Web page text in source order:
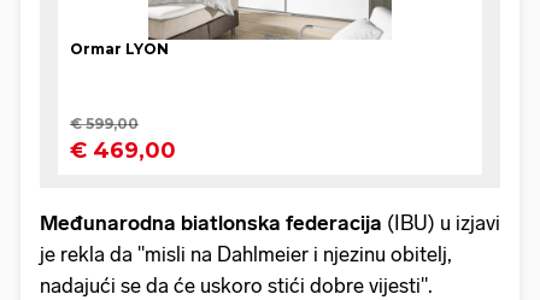
Međunarodna biatlonska federacija (IBU) u izjavi
je rekla da "misli na Dahlmeier i njezinu obitelj,
nadajući se da će uskoro stići dobre vijesti".